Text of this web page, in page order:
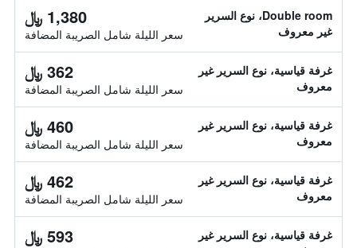
Double room، نوع السرير
غير معروف
1,380 ﷼
سعر الليلة شامل الصريبة المضافة
غرفة قياسية، نوع السرير غير
معروف
362 ﷼
سعر الليلة شامل الصريبة المضافة
غرفة قياسية، نوع السرير غير
معروف
460 ﷼
سعر الليلة شامل الصريبة المضافة
غرفة قياسية، نوع السرير غير
معروف
462 ﷼
سعر الليلة شامل الصريبة المضافة
غرفة قياسية، نوع السرير غير
593 ﷼